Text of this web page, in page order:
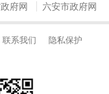
府网 六安市政府网
联系我们
隐私保护